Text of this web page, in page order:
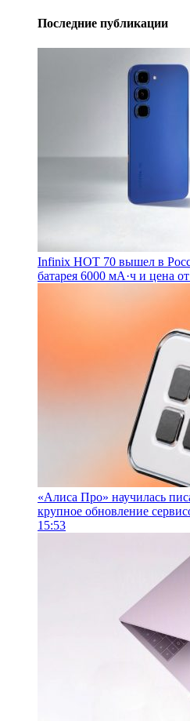
Последние публикации
Infinix HOT 70 вышел в
батарея 6000 мА·ч и цена
«Алиса Про» научилась
крупное обновление
15:53